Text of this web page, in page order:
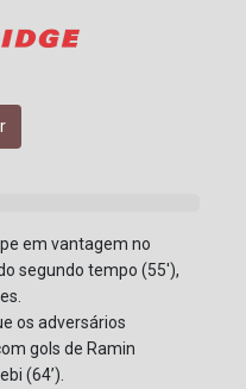
em vantagem no
segundo tempo (55'),
os adversários
gols de Ramin
(64’).